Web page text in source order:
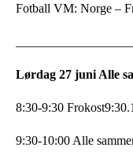
Fotball VM: Norge –
Lørdag 27 juni Alle
8:30-9:30 Frokost
9:30-10:00 Alle